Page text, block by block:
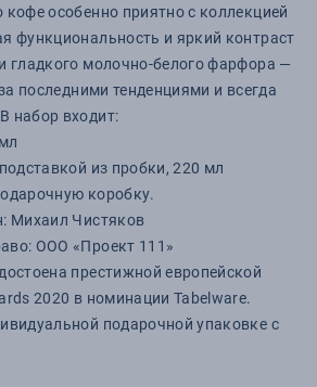
особенно приятно с коллекцией
функциональность и яркий контраст
гладкого молочно-белого фарфора —
последними тенденциями и всегда
набор входит:
из пробки, 220 мл
коробку.
Михаил Чистяков
ООО «Проект 111»
престижной европейской
2020 в номинации Tabelware.
подарочной упаковке с